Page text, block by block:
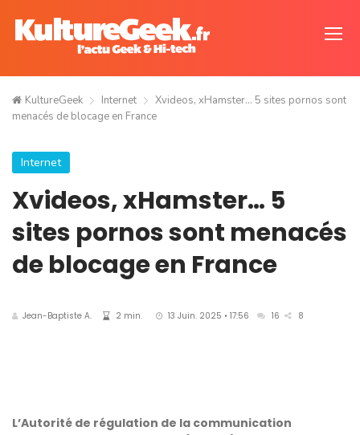
KultureGeek Internet
Xvideos, xHamster… 5 sites pornos sont
menacés de blocage en France
Internet
Xvideos, xHamster… 5
sites pornos sont menacés
de blocage en France
Jean-Baptiste A. 2 min. 13 Juin. 2025 • 17:56 16 8
L’Autorité de régulation de la communication